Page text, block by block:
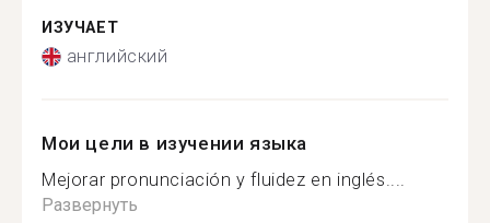
ИЗУЧАЕТ
английский
Мои цели в изучении языка
Mejorar pronunciación y fluidez en inglés....
Развернуть